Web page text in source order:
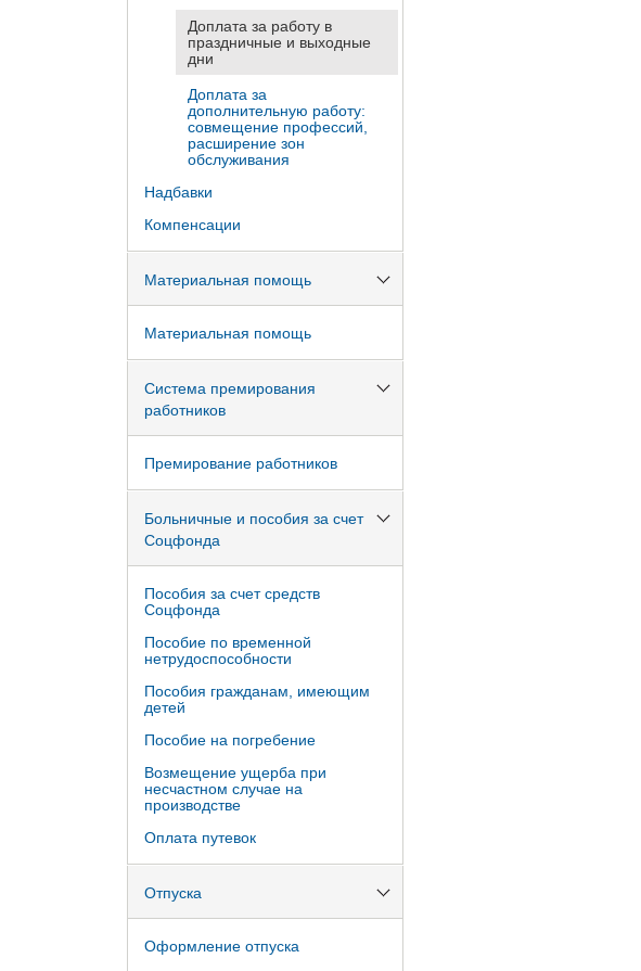
Доплата за работу в
праздничные и выходные
дни
Доплата за
дополнительную работу:
совмещение профессий,
расширение зон
обслуживания
Надбавки
Компенсации
Материальная помощь
Материальная помощь
Система премирования
работников
Премирование работников
Больничные и пособия за счет
Соцфонда
Пособия за счет средств
Соцфонда
Пособие по временной
нетрудоспособности
Пособия гражданам, имеющим
детей
Пособие на погребение
Возмещение ущерба при
несчастном случае на
производстве
Оплата путевок
Отпуска
Оформление отпуска